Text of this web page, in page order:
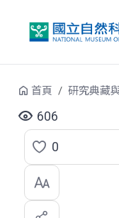
首頁 研究典藏
606
點
選
喜
0